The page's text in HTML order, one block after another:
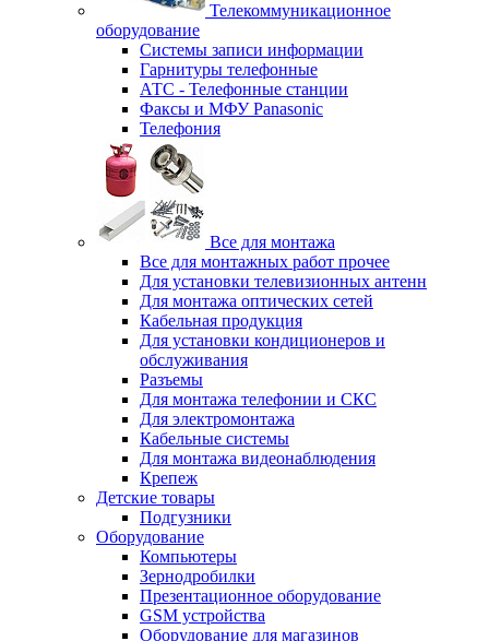
Телекоммуникационное
оборудование
Системы записи информации
Гарнитуры телефонные
АТС - Телефонные станции
Факсы и МФУ Panasonic
Телефония
Все для монтажа
Все для монтажных работ прочее
Для установки телевизионных антенн
Для монтажа оптических сетей
Кабельная продукция
Для установки кондиционеров и
обслуживания
Разъемы
Для монтажа телефонии и СКС
Для электромонтажа
Кабельные системы
Для монтажа видеонаблюдения
Крепеж
Детские товары
Подгузники
Оборудование
Компьютеры
Зернодробилки
Презентационное оборудование
GSM устройства
Оборудование для магазинов